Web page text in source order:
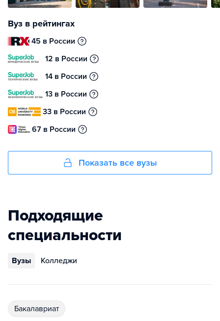
Вуз в рейтингах
45 в России
12 в России
14 в России
13 в России
33 в России
67 в России
Показать все вузы
Подходящие
специальности
Вузы Колледжи
бакалавриат